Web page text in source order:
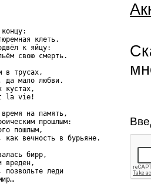
клеть.
к яйцу:
свою смерть.
в трусах,
да мало любви.
кустах,
la vie!
на память,
прошлым:
пошлым,
как вечность в бурьяне.
бирр,
вреден,
позвольте леди